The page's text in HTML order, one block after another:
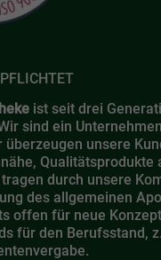
ist seit drei
sind ein
überzeugen unsere
Qualitätsprodukte
durch unsere
des allgemeinen
offen für neue
für den Berufsstand,